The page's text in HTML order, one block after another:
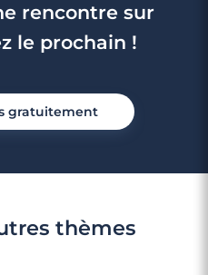
rencontre sur
le prochain !
gratuitement
thèmes